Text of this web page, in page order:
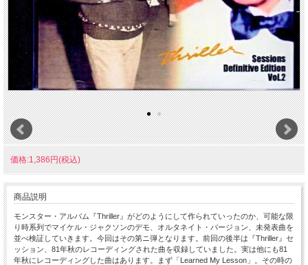
価格:1,386円(税込)
商品説明
モンスター・アルバム『Thriller』がどのようにして作られていったのか、可能な限
り時系列でマイケル・ジャクソンのデモ、オルタネイト・バージョン、未発表曲を
並べ検証していきます。今回はその第ニ弾となります。前回の後半は『Thriller』セ
ッション、81年秋のレコーディングされた曲を収録していました。実は他にも81
年秋にレコーディングした曲はあります。まず「Learned My Lesson」。その時の